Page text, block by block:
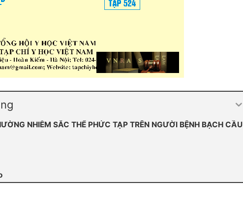
NHIỄM SẮC THỂ PHỨC TẠP TRÊN NGƯỜI BỆNH BẠCH CẦU